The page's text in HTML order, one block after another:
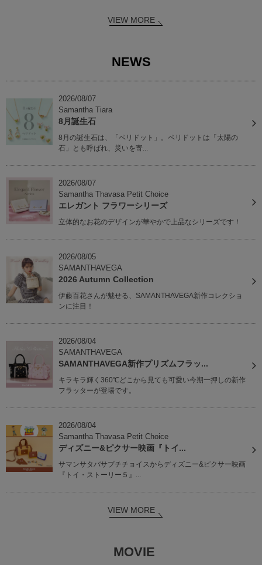
VIEW MORE
NEWS
2026/08/07
Samantha Tiara
8月誕生石
8月の誕生石は、「ペリドット」。ペリドットは「太陽の
石」とも呼ばれ、災いを寄...
2026/08/07
Samantha Thavasa Petit Choice
エレガント フラワーシリーズ
立体的なお花のデザインが華やかで上品なシリーズです！
2026/08/05
SAMANTHAVEGA
2026 Autumn Collection
伊藤百花さんが魅せる、SAMANTHAVEGA新作コレクショ
ンに注目！
2026/08/04
SAMANTHAVEGA
SAMANTHAVEGA新作プリズムフラッ...
キラキラ輝く360℃どこから見ても可愛い今期一押しの新作
フラッターが登場です。
2026/08/04
Samantha Thavasa Petit Choice
ディズニー&ピクサー映画『トイ...
サマンサタバサプチチョイスからディズニー&ピクサー映画
『トイ・ストーリー５』...
VIEW MORE
MOVIE